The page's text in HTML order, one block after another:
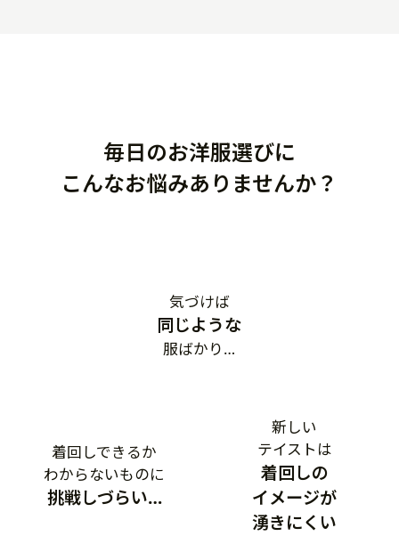
毎日のお洋服選びに
こんなお悩みありませんか？
気づけば
同じような
服ばかり…
着回しできるか
わからないものに
挑戦しづらい…
新しい
テイストは
着回しの
イメージが
湧きにくい